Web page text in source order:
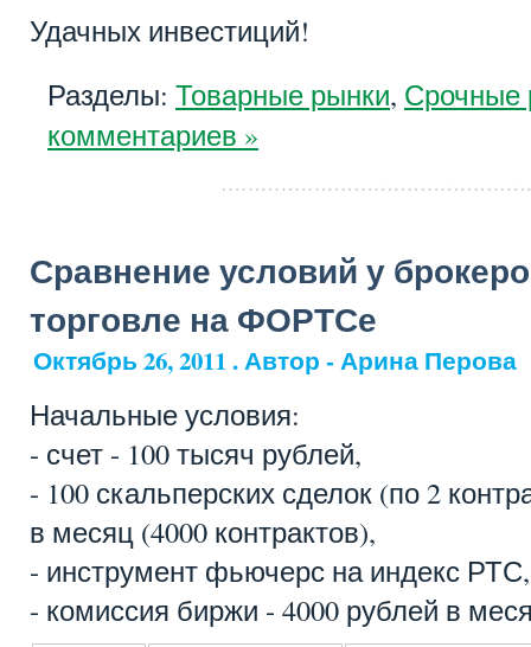
Удачных инвестиций!
Разделы: Товарные рынки, Срочные
комментариев »
Сравнение условий у
торговле на ФОРТСе
Октябрь 26, 2011 . Автор - Арина Перова
Начальные условия:
- счет - 100 тысяч рублей,
- 100 скальперских сделок (по 2
в месяц (4000 контрактов),
- инструмент фьючерс на индекс РТС,
- комиссия биржи - 4000 рублей в